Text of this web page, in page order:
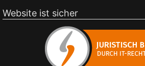
Website ist sicher